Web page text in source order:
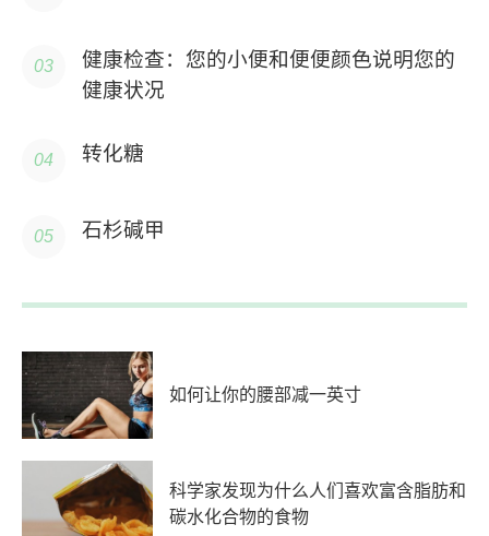
健康检查：您的小便和便便颜色说明您的
健康状况
转化糖
石杉碱甲
如何让你的腰部减一英寸
科学家发现为什么人们喜欢富含脂肪和
碳水化合物的食物